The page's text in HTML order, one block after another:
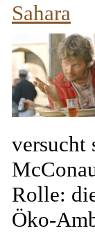
Sahara
versucht
Rolle:
Öko-